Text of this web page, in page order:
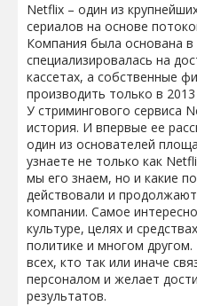
Netflix – один из
сериалов на основе
Компания была основана
специализировалась на
кассетах, а собственные
производить только в 2013
У стримингового сервиса
история. И впервые ее
один из основателей
узнаете не только как
мы его знаем, но и какие
действовали и
компании. Самое
культуре, целях и
политике и многом
всех, кто так или иначе
персоналом и желает
результатов.